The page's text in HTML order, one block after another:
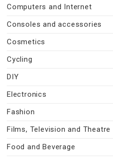
Computers and Internet
Consoles and accessories
Cosmetics
Cycling
DIY
Electronics
Fashion
Films, Television and Theatre
Food and Beverage